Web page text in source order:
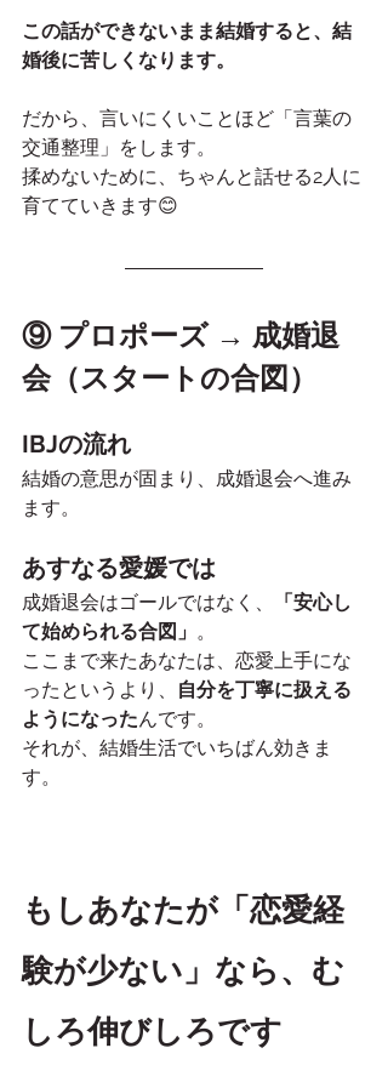
この話ができないまま結婚すると、結
婚後に苦しくなります。
だから、言いにくいことほど「言葉の
交通整理」をします。
揉めないために、ちゃんと話せる2人に
育てていきます😊
⑨ プロポーズ → 成婚退
会（スタートの合図）
IBJの流れ
結婚の意思が固まり、成婚退会へ進み
ます。
あすなる愛媛では
成婚退会はゴールではなく、
「安心し
て始められる合図」 。
ここまで来たあなたは、恋愛上手にな
ったというより、
自分を丁寧に扱える
ようになったんです。
それが、結婚生活でいちばん効きま
す。
もしあなたが「恋愛経
験が少ない」なら、む
しろ伸びしろです